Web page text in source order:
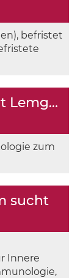
befristet
Klinikum Lippe am Standort Lemgo sucht
zum
sucht
Innere